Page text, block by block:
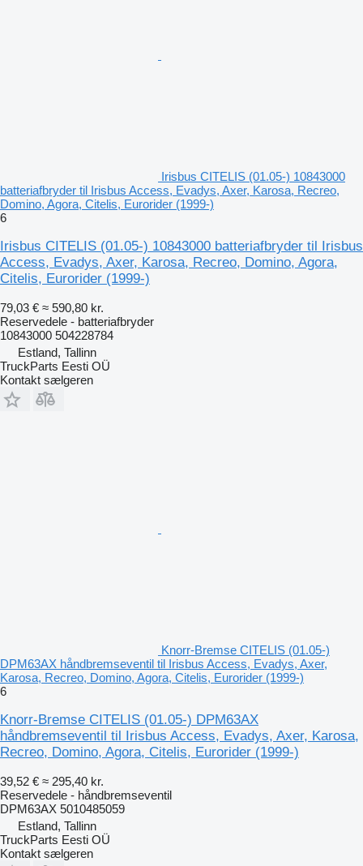
Irisbus CITELIS (01.05-) 10843000
batteriafbryder til Irisbus Access, Evadys, Axer, Karosa, Recreo,
Domino, Agora, Citelis, Eurorider (1999-)
6
Irisbus CITELIS (01.05-) 10843000 batteriafbryder til Irisbus
Access, Evadys, Axer, Karosa, Recreo, Domino, Agora,
Citelis, Eurorider (1999-)
79,03 € ≈ 590,80 kr.
Reservedele - batteriafbryder
10843000 504228784
Estland, Tallinn
TruckParts Eesti OÜ
Kontakt sælgeren
Knorr-Bremse CITELIS (01.05-)
DPM63AX håndbremseventil til Irisbus Access, Evadys, Axer,
Karosa, Recreo, Domino, Agora, Citelis, Eurorider (1999-)
6
Knorr-Bremse CITELIS (01.05-) DPM63AX
håndbremseventil til Irisbus Access, Evadys, Axer, Karosa,
Recreo, Domino, Agora, Citelis, Eurorider (1999-)
39,52 € ≈ 295,40 kr.
Reservedele - håndbremseventil
DPM63AX 5010485059
Estland, Tallinn
TruckParts Eesti OÜ
Kontakt sælgeren